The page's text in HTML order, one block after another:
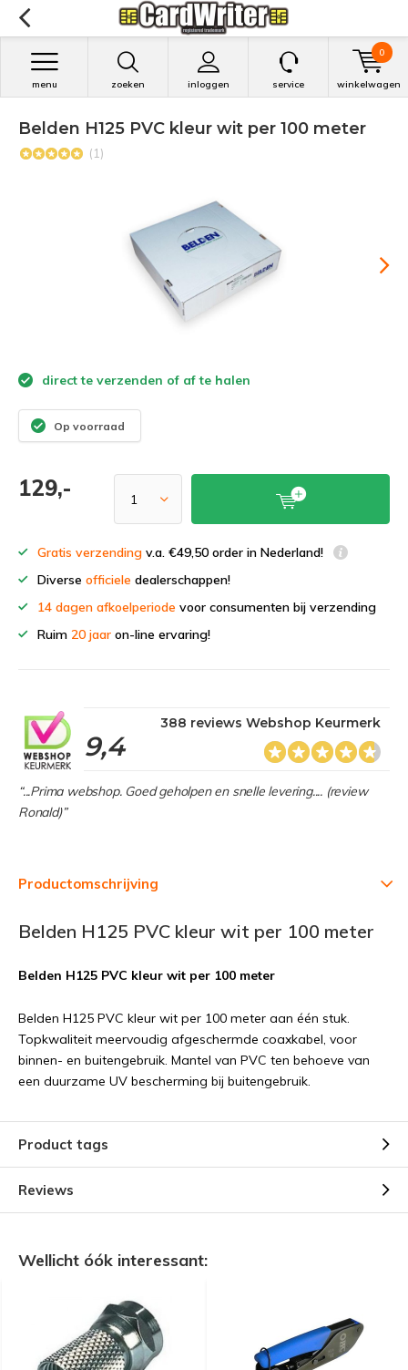
zoeken inloggen
menu service winkelwagen
0
Belden H125 PVC kleur wit per 100 meter
(1)
direct te verzenden of af te halen
Op voorraad
129,-
Gratis verzending v.a. €49,50 order in Nederland!
Diverse officiele dealerschappen!
14 dagen afkoelperiode voor consumenten bij verzending
Ruim 20 jaar on-line ervaring!
9,4
388 reviews Webshop Keurmerk
“...Prima webshop. Goed geholpen en snelle levering.... (review
Ronald)”
Productomschrijving
Belden H125 PVC kleur wit per 100 meter
Belden H125 PVC kleur wit per 100 meter
Belden H125 PVC kleur wit per 100 meter aan één stuk.
Topkwaliteit meervoudig afgeschermde coaxkabel, voor
binnen- en buitengebruik. Mantel van PVC ten behoeve van
een duurzame UV bescherming bij buitengebruik.
Product tags
Reviews
Wellicht óók interessant: